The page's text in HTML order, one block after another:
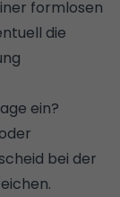
formlosen
die
ein?
bei der